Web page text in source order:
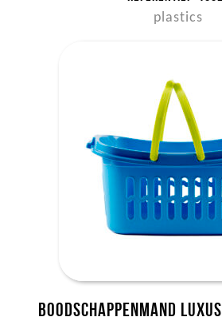
plastics
Boodschappenmand